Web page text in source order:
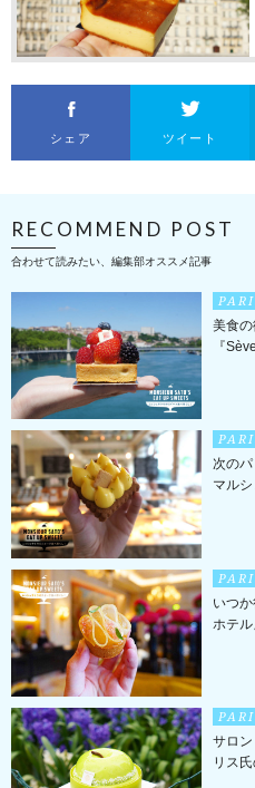
シェア ツイート
RECOMMEND POST
合わせて読みたい、編集部オススメ記事
美食
『
次の
マル
いつ
ホテル
サロ
リス